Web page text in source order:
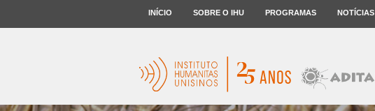
INÍCIO SOBRE O IHU PROGRAMAS NOTÍCIAS